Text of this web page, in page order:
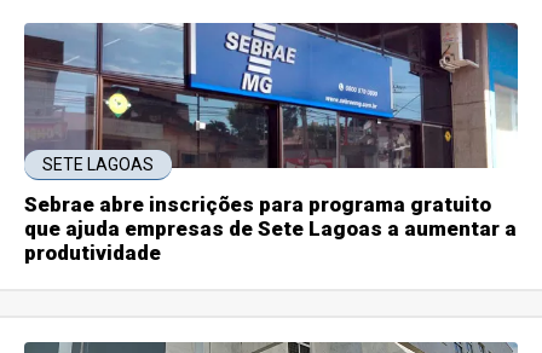
SETE LAGOAS
Sebrae abre inscrições para programa gratuito
que ajuda empresas de Sete Lagoas a aumentar a
produtividade